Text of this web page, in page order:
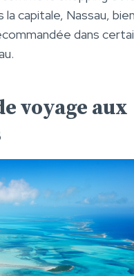
capitale, Nassau,
dans
voyage aux